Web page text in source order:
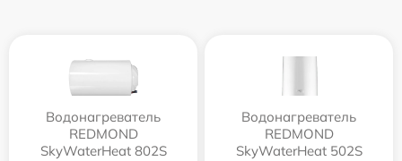
Водонагреватель
REDMOND
SkyWaterHeat 802S
Водонагреватель
REDMOND
SkyWaterHeat 502S